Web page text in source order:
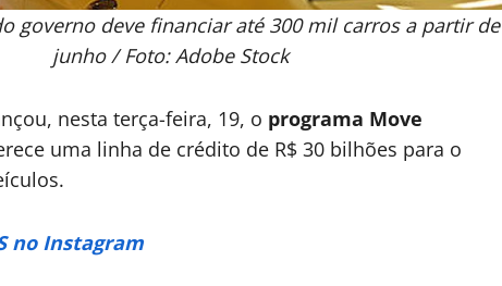
governo deve financiar até 300 mil carros a partir de
junho / Foto: Adobe Stock
nesta terça-feira, 19, o programa Move
uma linha de crédito de R$ 30 bilhões para o
no Instagram